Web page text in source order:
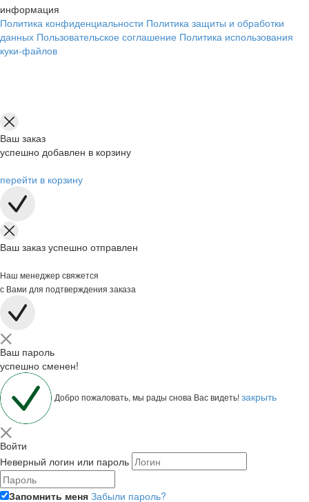
информация
Политика конфиденциальности Политика защиты и обработки
данных Пользовательское соглашение Политика использования
куки-файлов
Ваш заказ
успешно добавлен в корзину
перейти в корзину
Ваш заказ успешно отправлен
Наш менеджер свяжется
с Вами для подтверждения заказа
Ваш пароль
успешно сменен!
Добро пожаловать, мы рады снова Вас видеть!закрыть
Войти
Неверный логин или пароль
Запомнить меня Забыли пароль?